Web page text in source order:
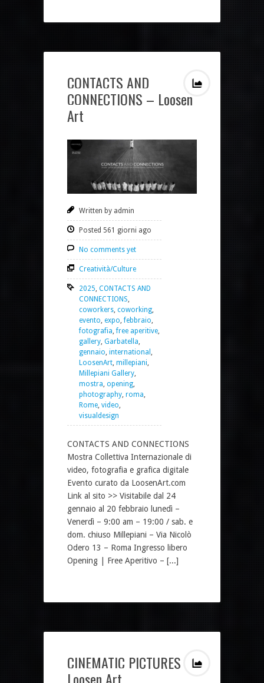
CONTACTS AND
CONNECTIONS – Loosen
Art
Written by admin
Posted 561 giorni ago
No comments yet
Creatività/Culture
2025 CONTACTS AND
CONNECTIONS
coworkers coworking
evento expo ,febbraio
fotografia ,free aperitive
gallery Garbatella
gennaio international
LoosenArt millepiani
Millepiani Gallery
mostra opening
photography roma
Rome video
visualdesign
CONTACTS AND CONNECTIONS
Mostra Collettiva Internazionale di
video, fotografia e grafica digitale
Evento curato da LoosenArt.com
Link al sito >> Visitabile dal 24
gennaio al 20 febbraio lunedì –
Venerdì – 9:00 am – 19:00 / sab. e
dom. chiuso Millepiani – Via Nicolò
Odero 13 – Roma Ingresso libero
Opening | Free Aperitivo – [...]
CINEMATIC PICTURES –
Loosen Art